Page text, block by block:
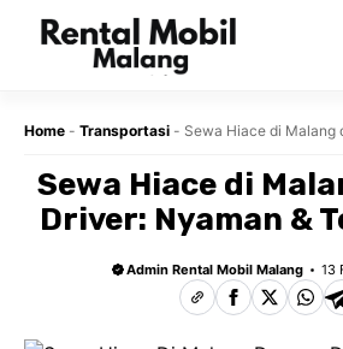
Langsung
Home - Transportasi - Sewa Hiace di Malang
Sewa Hiace di
Driver: Nyaman &
Admin Rental Mobil Malang 13